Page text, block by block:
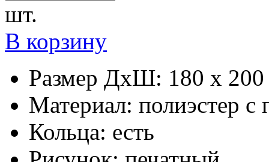
шт.
В корзину
Размер ДхШ: 180 х
Материал: полиэстер с
Кольца: есть